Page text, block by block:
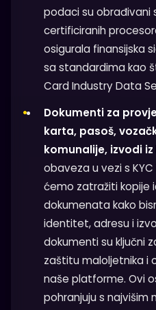
podaci su obrađivani
certificiranih
osigurala finansijska
sa standardima kao
Card Industry Data
Dokumenti za
karta, pasoš,
komunalije, izvodi
obaveza u vezi s
ćemo zatražiti kopije
dokumenata kako
identitet, adresu i
dokumenti su ključni
zaštitu maloljetnika i
naše platforme. Ovi
pohranjuju s najvišim